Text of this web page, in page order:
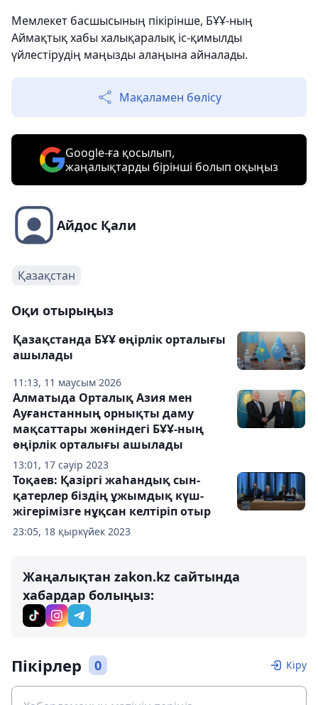
Мемлекет басшысының пікірінше, БҰҰ-ның
Аймақтық хабы халықаралық іс-қимылды
үйлестірудің маңызды алаңына айналады.
Мақаламен бөлісу
Google-ға қосылып,
жаңалықтарды бірінші болып оқыңыз
Айдос Қали
Қазақстан
Оқи отырыңыз
11:13, 11 маусым 2026
Қазақстанда БҰҰ өңірлік орталығы
ашылады
13:01, 17 сәуір 2023
Алматыда Орталық Азия мен
Ауғанстанның орнықты даму
мақсаттары жөніндегі БҰҰ-ның
өңірлік орталығы ашылады
23:05, 18 қыркүйек 2023
Тоқаев: Қазіргі жаһандық сын-
қатерлер біздің ұжымдық күш-
жігерімізге нұқсан келтіріп отыр
Жаңалықтан zakon.kz сайтында
хабардар болыңыз:
Пікірлер 0 Кіру